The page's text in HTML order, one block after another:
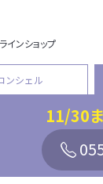
ンショップ
ンシェル
11/30